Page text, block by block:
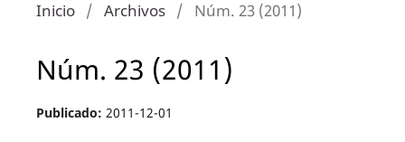
Inicio / Archivos / Núm. 23 (2011)
Núm. 23 (2011)
Publicado: 2011-12-01